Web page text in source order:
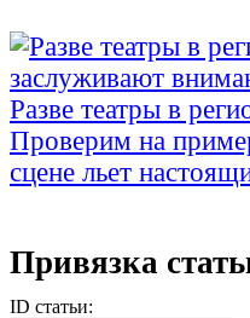
Разве театры в
Проверим на
сцене льет
Привязка
ID статьи: